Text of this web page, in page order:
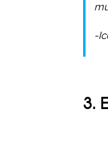
-
3.